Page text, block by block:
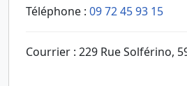
Téléphone : 09 72 45 93 15
Courrier : 229 Rue Solférino,